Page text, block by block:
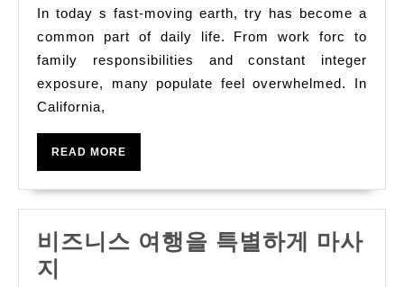
Web
In today s fast-moving earth, try has become a
common part of daily life. From work forc to
family responsibilities and constant integer
exposure, many populate feel overwhelmed. In
California,
READ MORE
비즈니스 여행을 특별하게 마사
지